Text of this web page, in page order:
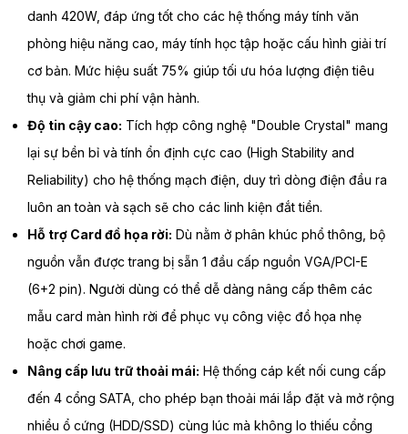
danh 420W, đáp ứng tốt cho các hệ thống máy tính văn
phòng hiệu năng cao, máy tính học tập hoặc cấu hình giải trí
cơ bản. Mức hiệu suất 75% giúp tối ưu hóa lượng điện tiêu
thụ và giảm chi phí vận hành.
Độ tin cậy cao: Tích hợp công nghệ "Double Crystal" mang
lại sự bền bỉ và tính ổn định cực cao (High Stability and
Reliability) cho hệ thống mạch điện, duy trì dòng điện đầu ra
luôn an toàn và sạch sẽ cho các linh kiện đắt tiền.
Hỗ trợ Card đồ họa rời: Dù nằm ở phân khúc phổ thông, bộ
nguồn vẫn được trang bị sẵn 1 đầu cấp nguồn VGA/PCI-E
(6+2 pin). Người dùng có thể dễ dàng nâng cấp thêm các
mẫu card màn hình rời để phục vụ công việc đồ họa nhẹ
hoặc chơi game.
Nâng cấp lưu trữ thoải mái: Hệ thống cáp kết nối cung cấp
đến 4 cổng SATA, cho phép bạn thoải mái lắp đặt và mở rộng
nhiều ổ cứng (HDD/SSD) cùng lúc mà không lo thiếu cổng